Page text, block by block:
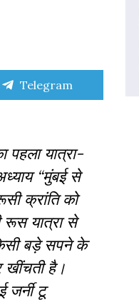
Share
Telegram
पहला यात्रा-
“मुंबई से
क्रांति को
रूस यात्रा से
बड़े सपने के
खींचती है।
जर्नी टू